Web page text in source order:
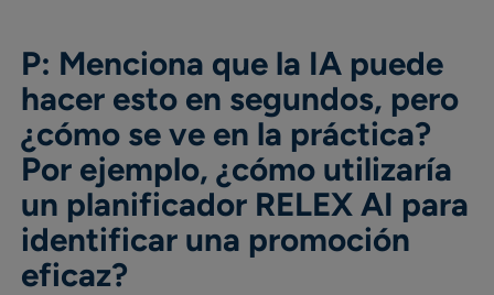
P: Menciona que la IA puede
hacer esto en segundos, pero
¿cómo se ve en la práctica?
Por ejemplo, ¿cómo utilizaría
un planificador RELEX AI para
identificar una promoción
eficaz?